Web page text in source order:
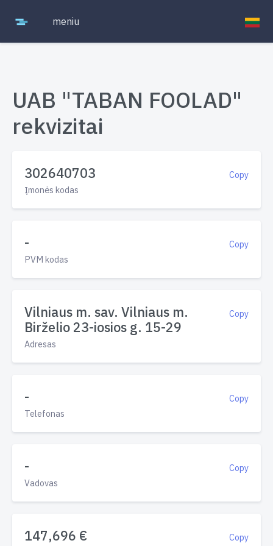
meniu
UAB "TABAN FOOLAD"
rekvizitai
Copy
302640703
Įmonės kodas
Copy
-
PVM kodas
Copy
Vilniaus m. sav. Vilniaus m.
Birželio 23-iosios g. 15-29
Adresas
Copy
-
Telefonas
Copy
-
Vadovas
Copy
147,696 €